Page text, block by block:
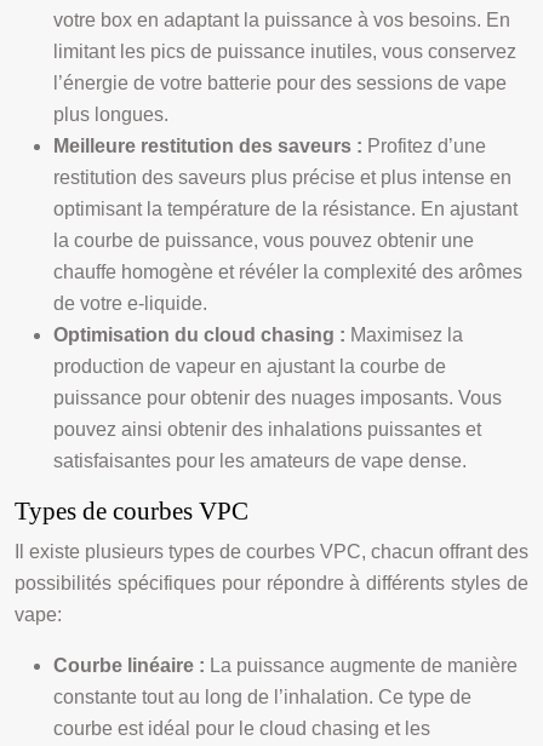
votre box en adaptant la puissance à vos besoins. En
limitant les pics de puissance inutiles, vous conservez
l’énergie de votre batterie pour des sessions de vape
plus longues.
Meilleure restitution des saveurs : Profitez d’une
restitution des saveurs plus précise et plus intense en
optimisant la température de la résistance. En ajustant
la courbe de puissance, vous pouvez obtenir une
chauffe homogène et révéler la complexité des arômes
de votre e-liquide.
Optimisation du cloud chasing : Maximisez la
production de vapeur en ajustant la courbe de
puissance pour obtenir des nuages imposants. Vous
pouvez ainsi obtenir des inhalations puissantes et
satisfaisantes pour les amateurs de vape dense.
Types de courbes VPC
Il existe plusieurs types de courbes VPC, chacun offrant des
possibilités spécifiques pour répondre à différents styles de
vape:
Courbe linéaire : La puissance augmente de manière
constante tout au long de l’inhalation. Ce type de
courbe est idéal pour le cloud chasing et les